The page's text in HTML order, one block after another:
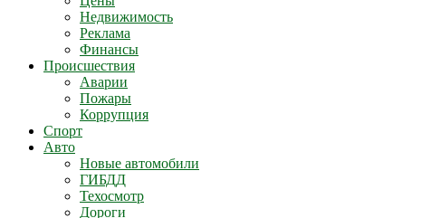
Недвижимость
Реклама
Финансы
Происшествия
Аварии
Пожары
Коррупция
Спорт
Авто
Новые автомобили
ГИБДД
Техосмотр
Дороги